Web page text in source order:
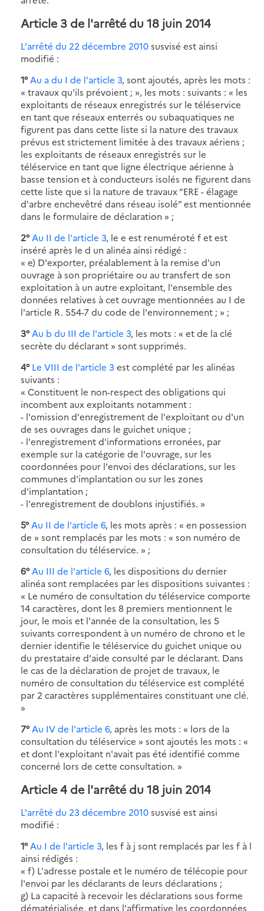
Article 3 de l'arrêté du 18 juin 2014
L'arrêté du 22 décembre 2010susvisé est ainsi
modifié :
1° Au a du I de l'article 3, sont ajoutés, après les mots :
« travaux qu'ils prévoient ; », les mots : suivants : « les
exploitants de réseaux enregistrés sur le téléservice
en tant que réseaux enterrés ou subaquatiques ne
figurent pas dans cette liste si la nature des travaux
prévus est strictement limitée à des travaux aériens ;
les exploitants de réseaux enregistrés sur le
téléservice en tant que ligne électrique aérienne à
basse tension et à conducteurs isolés ne figurent dans
cette liste que si la nature de travaux “ERE - élagage
d'arbre enchevêtré dans réseau isolé” est mentionnée
dans le formulaire de déclaration » ;
2° Au II de l'article 3, le e est renuméroté f et est
inséré après le d un alinéa ainsi rédigé :
« e) D'exporter, préalablement à la remise d'un
ouvrage à son propriétaire ou au transfert de son
exploitation à un autre exploitant, l'ensemble des
données relatives à cet ouvrage mentionnées au I de
l'article R. 554-7 du code de l'environnement ; » ;
3°Au b du III de l'article 3, les mots : « et de la clé
secrète du déclarant » sont supprimés.
4°Le VIII de l'article 3 est complété par les alinéas
suivants :
« Constituent le non-respect des obligations qui
incombent aux exploitants notamment :
- l'omission d'enregistrement de l'exploitant ou d'un
de ses ouvrages dans le guichet unique ;
- l'enregistrement d'informations erronées, par
exemple sur la catégorie de l'ouvrage, sur les
coordonnées pour l'envoi des déclarations, sur les
communes d'implantation ou sur les zones
d'implantation ;
- l'enregistrement de doublons injustifiés. »
5°Au II de l'article 6, les mots après : « en possession
de » sont remplacés par les mots : « son numéro de
consultation du téléservice. » ;
6° Au III de l'article 6, les dispositions du dernier
alinéa sont remplacées par les dispositions suivantes :
« Le numéro de consultation du téléservice comporte
14 caractères, dont les 8 premiers mentionnent le
jour, le mois et l'année de la consultation, les 5
suivants correspondent à un numéro de chrono et le
dernier identifie le téléservice du guichet unique ou
du prestataire d'aide consulté par le déclarant. Dans
le cas de la déclaration de projet de travaux, le
numéro de consultation du téléservice est complété
par 2 caractères supplémentaires constituant une clé.
»
7° Au IV de l'article 6, après les mots : « lors de la
consultation du téléservice » sont ajoutés les mots : «
et dont l'exploitant n'avait pas été identifié comme
concerné lors de cette consultation. »
Article 4 de l'arrêté du 18 juin 2014
L'arrêté du 23 décembre 2010susvisé est ainsi
modifié :
1° Au I de l'article 3, les f à j sont remplacés par les f à l
ainsi rédigés :
« f) L'adresse postale et le numéro de télécopie pour
l'envoi par les déclarants de leurs déclarations ;
g) La capacité à recevoir les déclarations sous forme
dématérialisée, et dans l'affirmative les coordonnées